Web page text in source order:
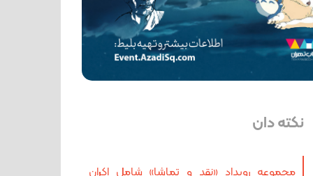
نکته دان
مجموعه رویداد «نقد و تماشا» شامل اکران